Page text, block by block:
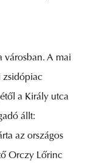
városban. A mai
zsidópiac
a Király utca
állt:
az országos
Orczy Lőrinc